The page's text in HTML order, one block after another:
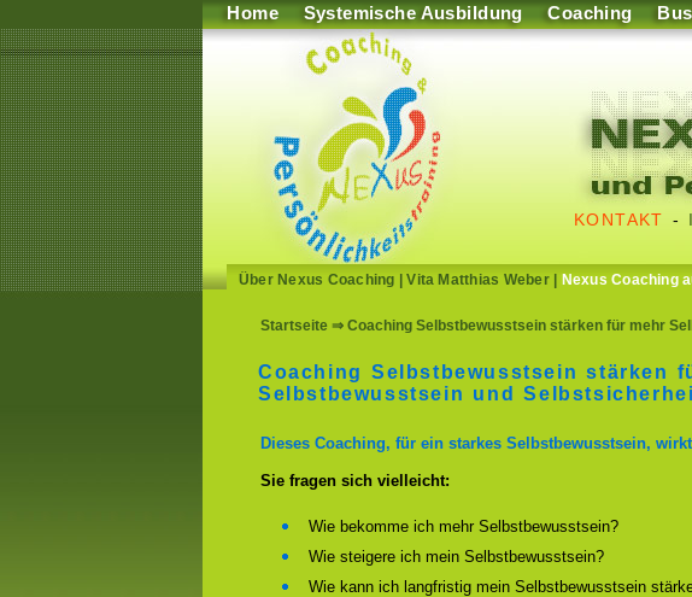
Home Systemische Ausbildung Coaching
KONTAKT -
Über Nexus Coaching |Vita Matthias Weber| Nexus Coaching
Startseite ⇒ Coaching Selbstbewusstsein stärken für mehr
Coaching Selbstbewusstsein stärken
Selbstbewusstsein und
Dieses Coaching, für ein starkes Selbstbewusstsein,
Sie fragen sich vielleicht:
Wie bekomme ich mehr Selbstbewusstsein?
Wie steigere ich mein Selbstbewusstsein?
Wie kann ich langfristig mein Selbstbewusstsein